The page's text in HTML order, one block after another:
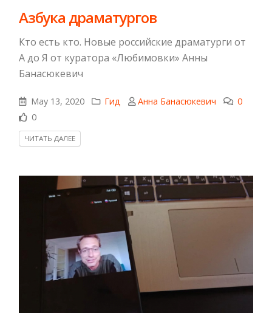
Азбука драматургов
Кто есть кто. Новые российские драматурги от
А до Я от куратора «Любимовки» Анны
Банасюкевич
May 13, 2020 Гид Анна Банасюкевич
0
0
ЧИТАТЬ ДАЛЕЕ